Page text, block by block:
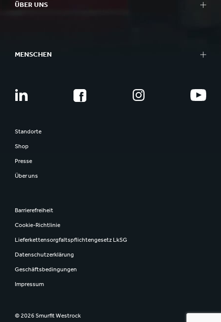
ÜBER UNS
MENSCHEN
Standorte
Shop
Presse
Über uns
Barrierefreiheit
Cookie-Richtlinie
Lieferkettensorgfaltspflichtengesetz LkSG
Datenschutzerklärung
Geschäftsbedingungen
Impressum
© 2026 Smurfit Westrock